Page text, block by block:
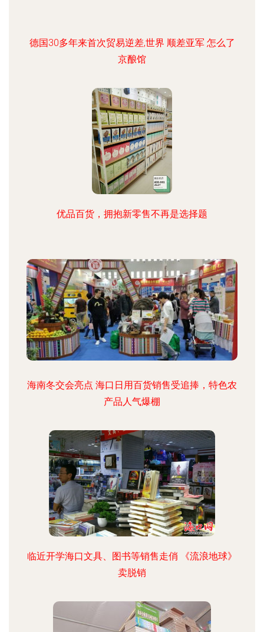
德国30多年来首次贸易逆差,世界 顺差亚军 怎么了
京酿馆
优品百货，拥抱新零售不再是选择题
海南冬交会亮点 海口日用百货销售受追捧，特色农
产品人气爆棚
临近开学海口文具、图书等销售走俏 《流浪地球》
卖脱销